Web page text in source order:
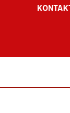
KONTAKT